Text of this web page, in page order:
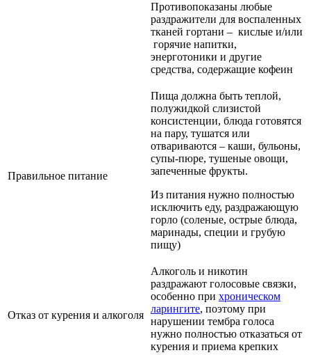
Противопоказаны любые
раздражители для воспаленных
тканей гортани – кислые и/или
горячие напитки,
энерготоники и другие
средства, содержащие кофеин
Правильное питание
Пища должна быть теплой,
полужидкой слизистой
консистенции, блюда готовятся
на пару, тушатся или
отвариваются – каши, бульоны,
супы-пюре, тушеные овощи,
запеченные фрукты.
Из питания нужно полностью
исключить еду, раздражающую
горло (соленые, острые блюда,
маринады, специи и грубую
пищу)
Отказ от курения и алкоголя
Алкоголь и никотин
раздражают голосовые связки,
особенно при хроническом
ларингите, поэтому при
нарушении тембра голоса
нужно полностью отказаться от
курения и приема крепких